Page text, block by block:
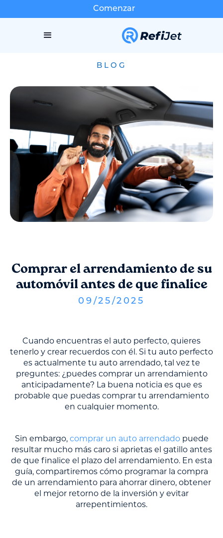
Comenzar
BLOG
Comprar el arrendamiento de su
automóvil antes de que finalice
09 /25 /2025
Cuando encuentras el auto perfecto, quieres
tenerlo y crear recuerdos con él. Si tu auto perfecto
es actualmente tu auto arrendado, tal vez te
preguntes: ¿puedes comprar un arrendamiento
anticipadamente? La buena noticia es que es
probable que puedas comprar tu arrendamiento
en cualquier momento.
Sin embargo, comprar un auto arrendadopuede
resultar mucho más caro si aprietas el gatillo antes
de que finalice el plazo del arrendamiento. En esta
guía, compartiremos cómo programar la compra
de un arrendamiento para ahorrar dinero, obtener
el mejor retorno de la inversión y evitar
arrepentimientos.